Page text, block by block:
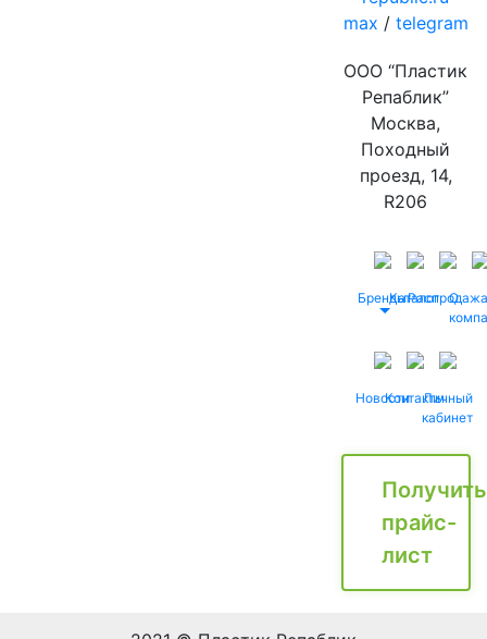
max / telegram
ООО “Пластик
Репаблик”
Москва,
Походный
проезд, 14,
R206
БрендыКаталог
Распродажа
О
НовостиКонтактыЛичный
кабинет
Получить
прайс-
лист